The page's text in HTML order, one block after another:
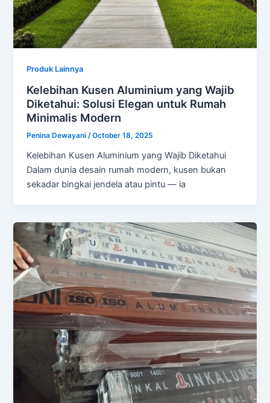
Produk Lainnya
Kelebihan Kusen Aluminium yang Wajib
Diketahui: Solusi Elegan untuk Rumah
Minimalis Modern
Penina Dewayani/October 18, 2025
Kelebihan Kusen Aluminium yang Wajib Diketahui
Dalam dunia desain rumah modern, kusen bukan
sekadar bingkai jendela atau pintu — ia